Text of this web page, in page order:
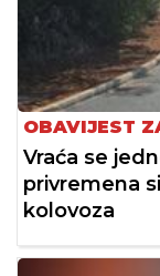
OBAVIJEST
Vraća se
privremena
kolovoza